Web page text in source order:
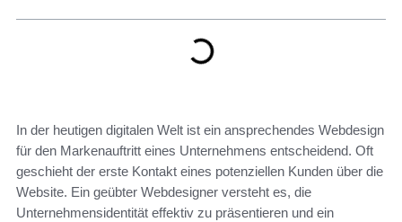
In der heutigen digitalen Welt ist ein ansprechendes Webdesign
für den Markenauftritt eines Unternehmens entscheidend. Oft
geschieht der erste Kontakt eines potenziellen Kunden über die
Website. Ein geübter Webdesigner versteht es, die
Unternehmensidentität effektiv zu präsentieren und ein